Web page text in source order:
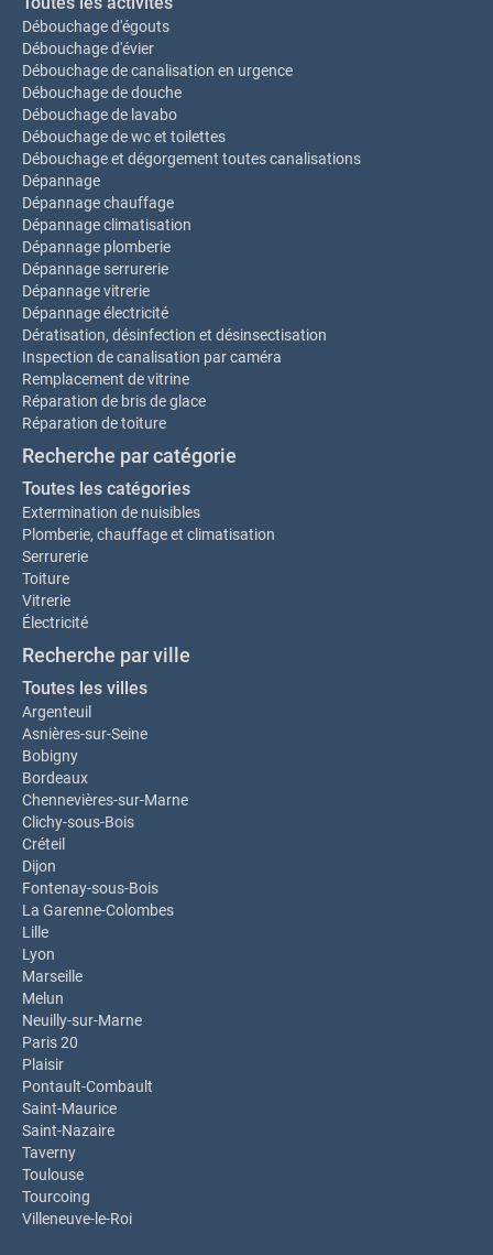
Débouchage d'égouts
Débouchage d'évier
Débouchage de canalisation en urgence
Débouchage de douche
Débouchage de lavabo
Débouchage de wc et toilettes
Débouchage et dégorgement toutes canalisations
Dépannage
Dépannage chauffage
Dépannage climatisation
Dépannage plomberie
Dépannage serrurerie
Dépannage vitrerie
Dépannage électricité
Dératisation, désinfection et désinsectisation
Inspection de canalisation par caméra
Remplacement de vitrine
Réparation de bris de glace
Réparation de toiture
Recherche par catégorie
Toutes les catégories
Extermination de nuisibles
Plomberie, chauffage et climatisation
Serrurerie
Toiture
Vitrerie
Électricité
Recherche par ville
Toutes les villes
Argenteuil
Asnières-sur-Seine
Bobigny
Bordeaux
Chennevières-sur-Marne
Clichy-sous-Bois
Créteil
Dijon
Fontenay-sous-Bois
La Garenne-Colombes
Lille
Lyon
Marseille
Melun
Neuilly-sur-Marne
Paris 20
Plaisir
Pontault-Combault
Saint-Maurice
Saint-Nazaire
Taverny
Toulouse
Tourcoing
Villeneuve-le-Roi